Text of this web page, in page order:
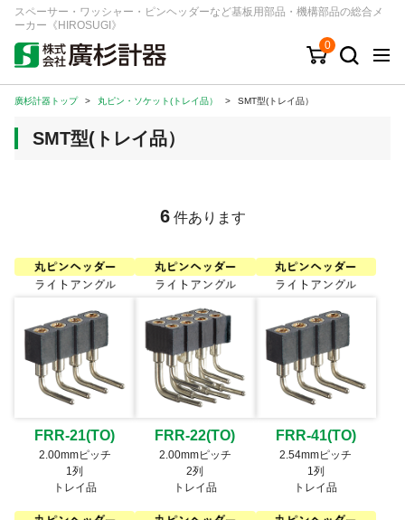
スペーサー・ワッシャー・ピンヘッダーなど基板用部品・機構部品の総合メ
ーカー《HIROSUGI》
0
キーワード 品番/シリーズ
商品カテゴリから探す
ログイン
ご利用ガイド
お問い合わせ窓口
会社情報
廣杉計器トップ > 丸ピン・ソケット(トレイ品） > SMT型(トレイ品）
SMT型(トレイ品）
6 件あります
FRR-21(TO)
2.00mmピッチ
1列
トレイ品
FRR-22(TO)
2.00mmピッチ
2列
トレイ品
FRR-41(TO)
2.54mmピッチ
1列
トレイ品